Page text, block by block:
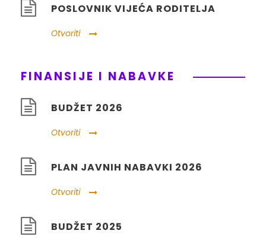
POSLOVNIK VIJEĆA RODITELJA
Otvoriti
FINANSIJE I NABAVKE
BUDŽET 2026
Otvoriti
PLAN JAVNIH NABAVKI 2026
Otvoriti
BUDŽET 2025